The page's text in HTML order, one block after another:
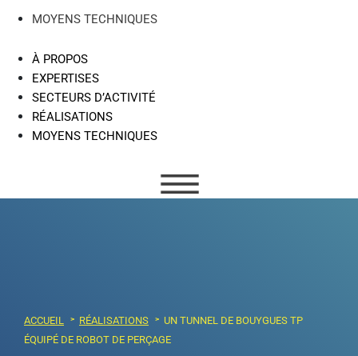
MOYENS TECHNIQUES
À PROPOS
EXPERTISES
SECTEURS D’ACTIVITÉ
RÉALISATIONS
MOYENS TECHNIQUES
ACCUEIL RÉALISATIONS
UN TUNNEL DE BOUYGUES TP
ÉQUIPÉ DE ROBOT DE PERÇAGE